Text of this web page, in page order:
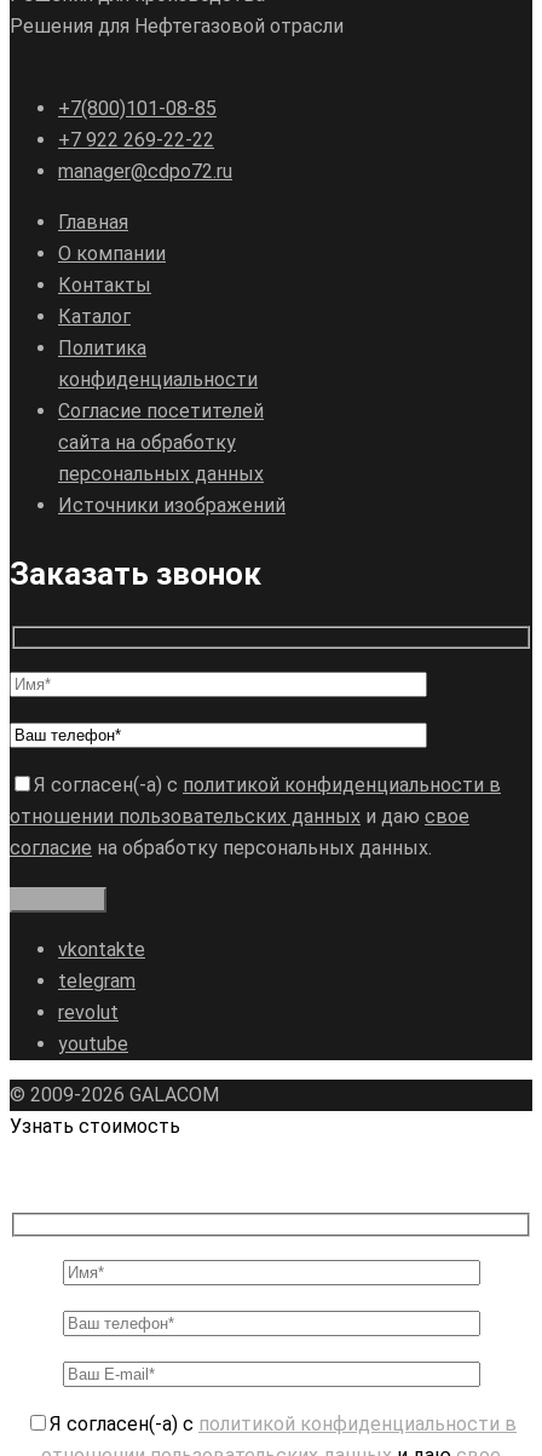
Решения для Нефтегазовой отрасли
+7(800)101-08-85
+7 922 269-22-22
manager@cdpo72.ru
Главная
О компании
Контакты
Каталог
Политика
конфиденциальности
Согласие посетителей
сайта на обработку
персональных данных
Источники изображений
Заказать звонок
Я согласен(-а) с политикой конфиденциальности в
отношении пользовательских данных и даю свое
согласие на обработку персональных данных.
vkontakte
telegram
revolut
youtube
© 2009-2026 GALAСOM
Узнать стоимость
Я согласен(-а) с политикой конфиденциальности в